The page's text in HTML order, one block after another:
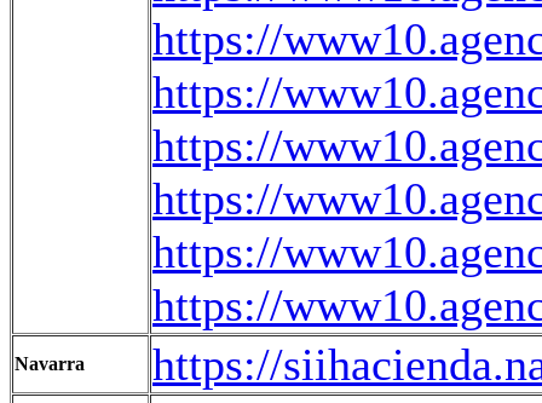
https://
https://
https://
https://
https://
https://
Navarra https://